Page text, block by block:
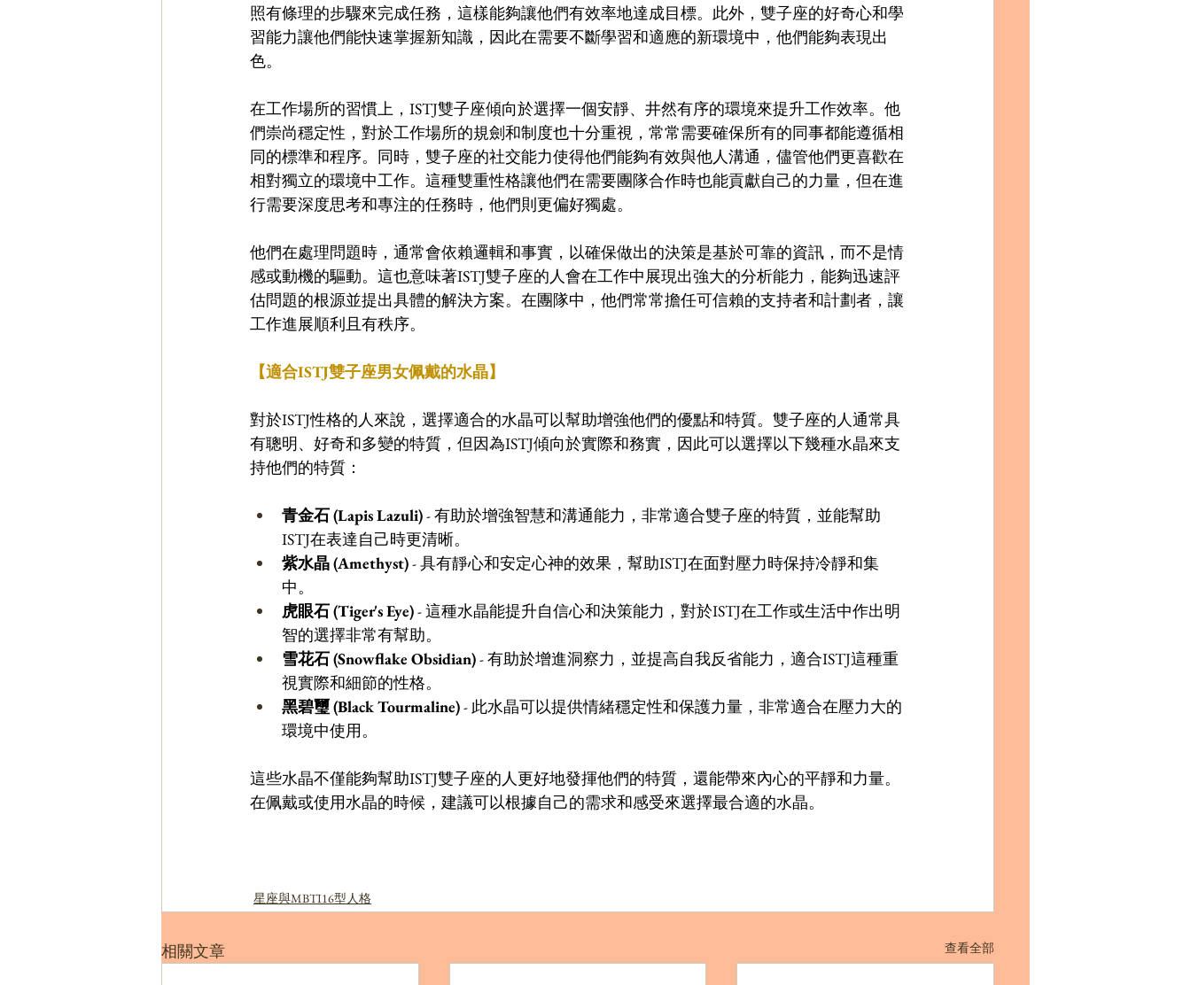
照有條理的步驟來完成任務，這樣能夠讓他們有效率地達成目標。此外，雙子座的好奇心和學
習能力讓他們能快速掌握新知識，因此在需要不斷學習和適應的新環境中，他們能夠表現出
色。
在工作場所的習慣上，ISTJ雙子座傾向於選擇一個安靜、井然有序的環境來提升工作效率。他
們崇尚穩定性，對於工作場所的規劍和制度也十分重視，常常需要確保所有的同事都能遵循相
同的標準和程序。同時，雙子座的社交能力使得他們能夠有效與他人溝通，儘管他們更喜歡在
相對獨立的環境中工作。這種雙重性格讓他們在需要團隊合作時也能貢獻自己的力量，但在進
行需要深度思考和專注的任務時，他們則更偏好獨處。
他們在處理問題時，通常會依賴邏輯和事實，以確保做出的決策是基於可靠的資訊，而不是情
感或動機的驅動。這也意味著ISTJ雙子座的人會在工作中展現出強大的分析能力，能夠迅速評
估問題的根源並提出具體的解決方案。在團隊中，他們常常擔任可信賴的支持者和計劃者，讓
工作進展順利且有秩序。
【適合ISTJ雙子座男女佩戴的水晶】
對於ISTJ性格的人來說，選擇適合的水晶可以幫助增強他們的優點和特質。雙子座的人通常具
有聰明、好奇和多變的特質，但因為ISTJ傾向於實際和務實，因此可以選擇以下幾種水晶來支
持他們的特質：
青金石 (Lapis Lazuli) - 有助於增強智慧和溝通能力，非常適合雙子座的特質，並能幫助
ISTJ在表達自己時更清晰。
紫水晶 (Amethyst) - 具有靜心和安定心神的效果，幫助ISTJ在面對壓力時保持冷靜和集
中。
虎眼石 (Tiger's Eye) - 這種水晶能提升自信心和決策能力，對於ISTJ在工作或生活中作出明
智的選擇非常有幫助。
雪花石 (Snowflake Obsidian) - 有助於增進洞察力，並提高自我反省能力，適合ISTJ這種重
視實際和細節的性格。
黑碧璽 (Black Tourmaline) - 此水晶可以提供情緒穩定性和保護力量，非常適合在壓力大的
環境中使用。
這些水晶不僅能夠幫助ISTJ雙子座的人更好地發揮他們的特質，還能帶來內心的平靜和力量。
在佩戴或使用水晶的時候，建議可以根據自己的需求和感受來選擇最合適的水晶。
星座與MBTI16型人格
相關文章 查看全部